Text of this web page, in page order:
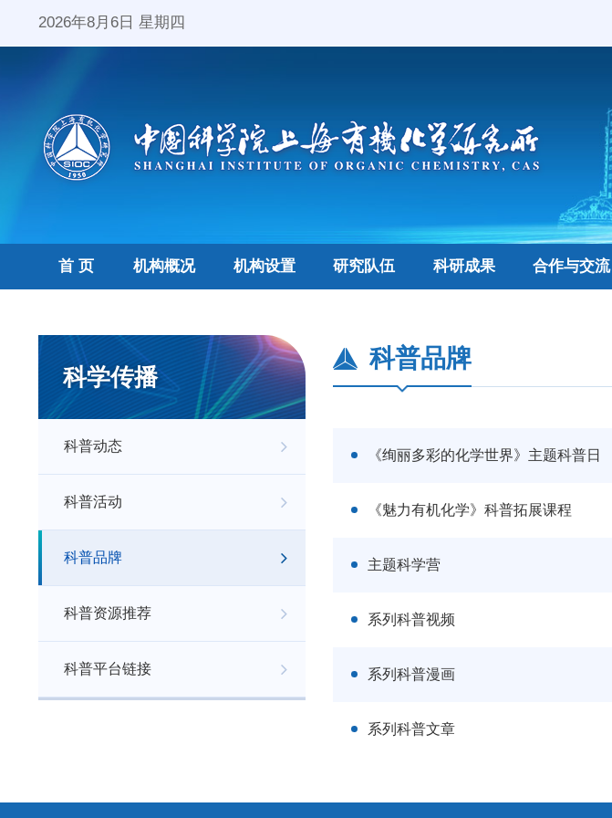
2026年8月6日 星期四
首 页 机构概况 机构设置 研究队伍 科研成果 合作与交流
科学传播
科普动态
科普活动
科普品牌
科普资源推荐
科普平台链接
科普品牌
《绚丽多彩的化学世界》主题科普日
《魅力有机化学》科普拓展课程
主题科学营
系列科普视频
系列科普漫画
系列科普文章